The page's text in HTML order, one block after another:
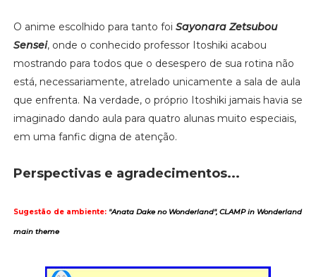
O anime escolhido para tanto foi Sayonara Zetsubou
Sensei, onde o conhecido professor Itoshiki acabou
mostrando para todos que o desespero de sua rotina não
está, necessariamente, atrelado unicamente a sala de aula
que enfrenta. Na verdade, o próprio Itoshiki jamais havia se
imaginado dando aula para quatro alunas muito especiais,
em uma fanfic digna de atenção.
Perspectivas e agradecimentos...
Sugestão de ambiente: "Anata Dake no Wonderland", CLAMP in Wonderland
main theme